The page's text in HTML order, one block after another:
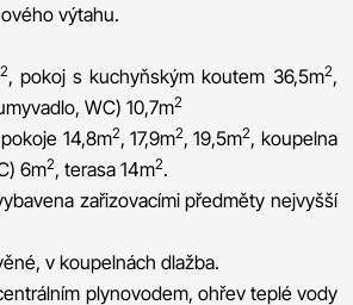
výtahu.
2, pokoj s kuchyňským koutem 36,5m2,
WC) 10,7m2
14,8m2, 17,9m2, 19,5m2, koupelna
6m2, terasa 14m2.
zařizovacími předměty nejvyšší
v koupelnách dlažba.
plynovodem, ohřev teplé vody